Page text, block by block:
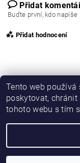
Přidat
Buďte první, kdo
Přidat hodnocení
2026 ©
Tento web používá
poskytovat,
tohoto webu s tím